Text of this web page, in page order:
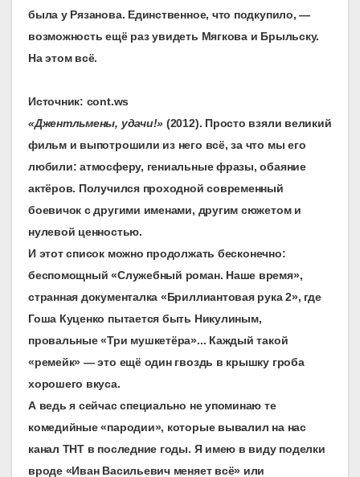
была у Рязанова. Единственное, что подкупило, —
возможность ещё раз увидеть Мягкова и Брыльску.
На этом всё.
Источник: cont.ws
«Джентльмены, удачи!» (2012). Просто взяли великий
фильм и выпотрошили из него всё, за что мы его
любили: атмосферу, гениальные фразы, обаяние
актёров. Получился проходной современный
боевичок с другими именами, другим сюжетом и
нулевой ценностью.
Иэтот список можно продолжать бесконечно:
беспомощный «Служебный роман. Наше время»,
странная документалка «Бриллиантовая рука 2», где
Гоша Куценко пытается быть Никулиным,
провальные «Три мушкетёра»... Каждый такой
«ремейк» — это ещё один гвоздь в крышку гроба
хорошего вкуса.
А ведь я сейчас специально не упоминаю те
комедийные «пародии», которые вывалил на нас
канал ТНТ в последние годы. Я имею в виду поделки
вроде «Иван Васильевич меняет всё» или